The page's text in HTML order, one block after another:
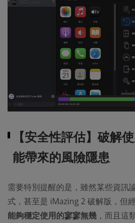
【安全性評估】破解
能帶來的風險隱患
需要特別提醒的是，雖然某些資訊
式，甚至是 iMazing 2 破解版，但
能夠穩定使用的寥寥無幾 ，而且這